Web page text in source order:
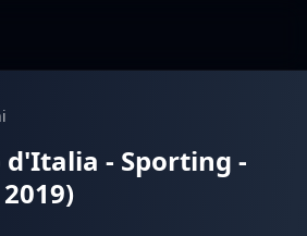
d'Italia - Sporting -